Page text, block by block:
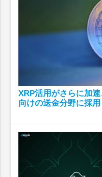
XRP活用がさらに加
向けの送金分野に採用